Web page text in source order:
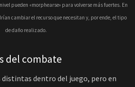
pueden «morphearse» para volverse más fuertes. En
cambiar el recurso que necesitan y, por ende, el tipo
de daño realizado.
del combate
distintas dentro del juego, pero en